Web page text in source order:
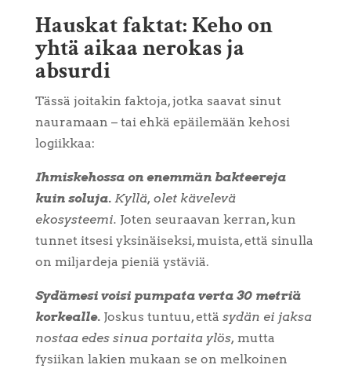
Hauskat faktat: Keho on
yhtä aikaa nerokas ja
absurdi
Tässä joitakin faktoja, jotka saavat sinut
nauramaan – tai ehkä epäilemään kehosi
logiikkaa:
Ihmiskehossa on enemmän bakteereja
kuin soluja. Kyllä, olet kävelevä
ekosysteemi. Joten seuraavan kerran, kun
tunnet itsesi yksinäiseksi, muista, että sinulla
on miljardeja pieniä ystäviä.
Sydämesi voisi pumpata verta 30 metriä
korkealle.Joskus tuntuu, että sydän ei jaksa
nostaa edes sinua portaita ylös, mutta
fysiikan lakien mukaan se on melkoinen